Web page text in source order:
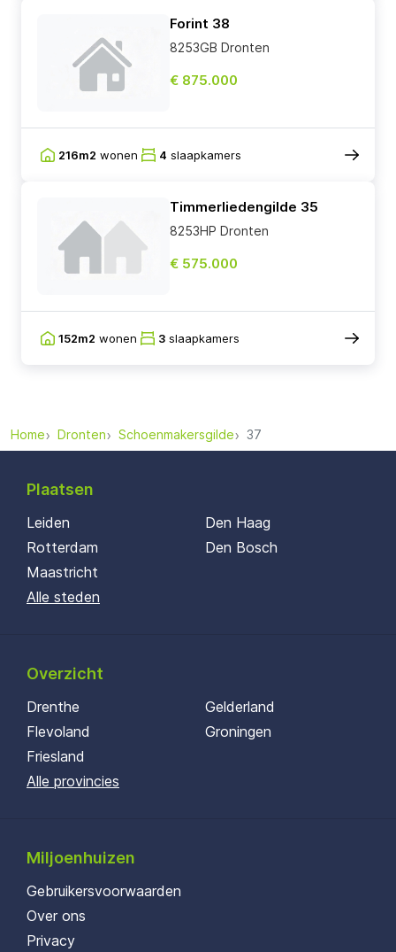
Forint 38
8253GB Dronten
€ 875.000
216m2 wonen 4 slaapkamers
Timmerliedengilde 35
8253HP Dronten
€ 575.000
152m2 wonen 3 slaapkamers
Home Dronten Schoenmakersgilde 37
Plaatsen
Leiden
Rotterdam
Maastricht
Den Haag
Den Bosch
Alle steden
Overzicht
Drenthe
Flevoland
Friesland
Gelderland
Groningen
Alle provincies
Miljoenhuizen
Gebruikersvoorwaarden
Over ons
Privacy